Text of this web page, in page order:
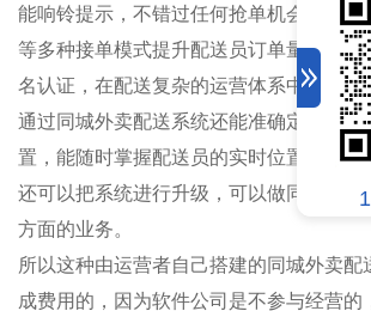
能响铃提示，不错过任何抢单机会，还有
等多种接单模式提升配送员订单量，且系
名认证，在配送复杂的运营体系中尽可能
通过同城外卖配送系统还能准确定位移动
置，能随时掌握配送员的实时位置，在发
还可以把系统进行升级，可以做同城快递
方面的业务。
所以这种由运营者自己搭建的同城外卖配
成费用的，因为软件公司是不参与经营的